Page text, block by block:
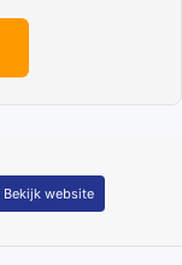
Bekijk website